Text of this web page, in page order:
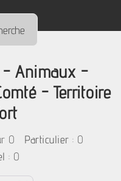
- Animaux -
- Territoire
0 Particulier : 0
: 0